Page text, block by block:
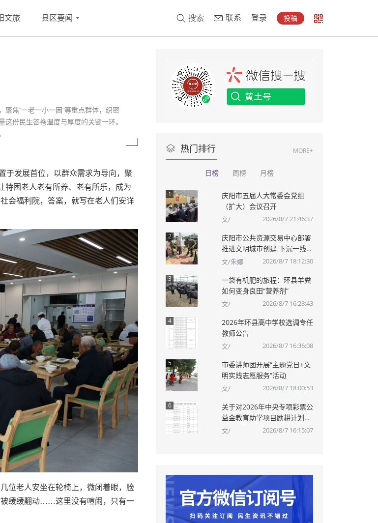
文旅 县区要闻 搜索 联系 登录 投稿
焦“一老一小一困”等重点群体，织密
份民生答卷温度与厚度的关键一环。
于发展首位，以群众需求为导向，聚
特困老人老有所养、老有所乐，成为
会福利院，答案，就写在老人们安详
位老人安坐在轮椅上，微闭着眼，脸
被缓缓翻动……这里没有喧闹，只有一
热门排行 MORE+
日榜 周榜 月榜
1
庆阳市五届人大常委会党组
（扩大）会议召开
文/ 2026/8/7 21:46:37
2
庆阳市公共资源交易中心部署
推进文明城市创建 下沉一线开
展志愿服务
文/朱娜 2026/8/7 18:12:30
3
一袋有机肥的旅程：环县羊粪
如何变身良田“营养剂”
文/ 2026/8/7 16:28:43
4
2026年环县高中学校选调专任
教师公告
文/ 2026/8/7 16:36:08
5
市委讲师团开展“主题党日+文
明实践志愿服务”活动
文/ 2026/8/7 18:00:53
6
关于对2026年中央专项彩票公
益金教育助学项目励耕计划拟
资助对象进行公示的公告
文/ 2026/8/7 16:15:07